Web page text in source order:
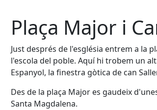
Plaça Major i
Just després de l'església entrem a la
l'escola del poble. Aquí hi trobem un
Espanyol, la finestra gòtica de can
Des de la plaça Major es gaudeix
Santa Magdalena.